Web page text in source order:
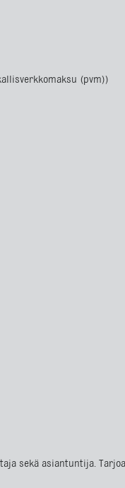
(pvm))
sekä asiantuntija.